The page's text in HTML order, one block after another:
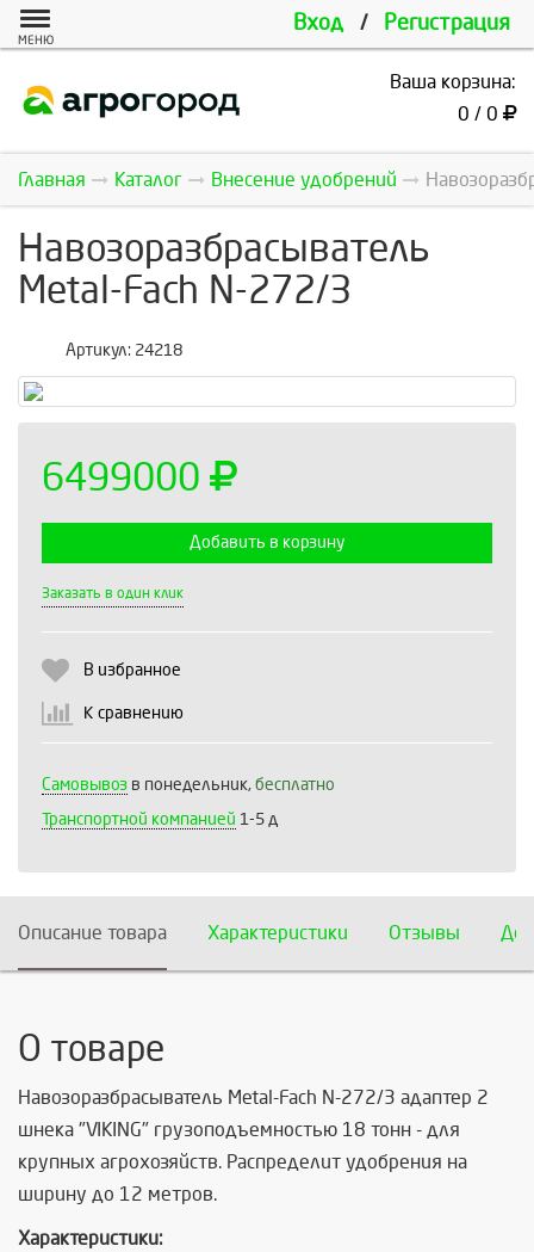
Вход / Регистрация
МЕНЮ
Ваша корзина:
0 / 0
Главная Каталог Внесение удобрений
Навозоразбрасыватель
Metal-Fach N-272/3
Артикул: 24218
6499000
Добавить в корзину
Заказать в один клик
В избранное
К сравнению
Самовывоз в понедельник, бесплатно
Транспортной компанией 1-5 д
Описание товара Характеристики Отзывы
О товаре
Навозоразбрасыватель Metal-Fach N-272/3 адаптер 2
шнека "VIKING" грузоподъемностью 18 тонн - для
крупных агрохозяйств. Распределит удобрения на
ширину до 12 метров.
Характеристики: